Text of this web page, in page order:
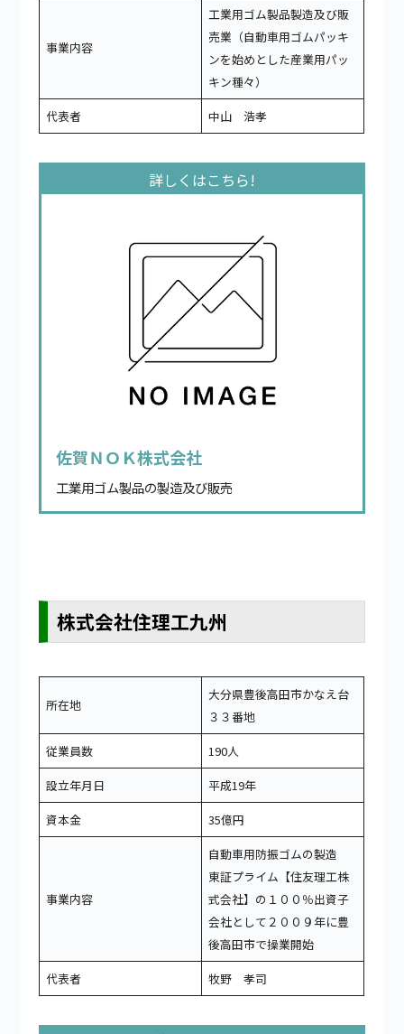
事業内容
工業用ゴム製品製造及び販
売業（自動車用ゴムパッキ
ンを始めとした産業用パッ
キン種々）
代表者
中山 浩孝
佐賀ＮＯＫ株式会社
工業用ゴム製品の製造及び販売
株式会社住理工九州
所在地
大分県豊後高田市かなえ台
３３番地
従業員数
190人
設立年月日
平成19年
資本金
35億円
事業内容
自動車用防振ゴムの製造
東証プライム【住友理工株
式会社】の１００％出資子
会社として２００９年に豊
後高田市で操業開始
代表者
牧野 孝司